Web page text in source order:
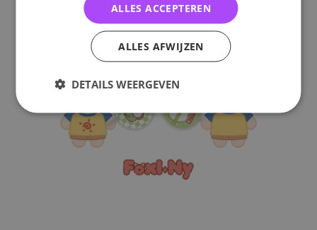
ALLES ACCEPTEREN
ALLES AFWIJZEN
DETAILS WEERGEVEN